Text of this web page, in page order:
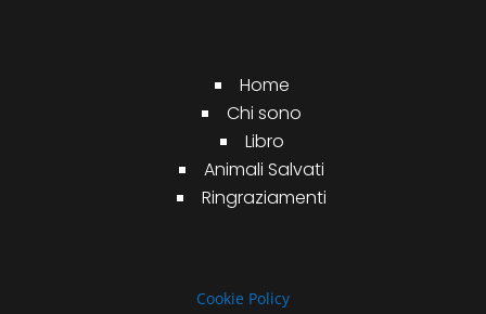
Home
Chi sono
Libro
Animali Salvati
Ringraziamenti
Cookie Policy